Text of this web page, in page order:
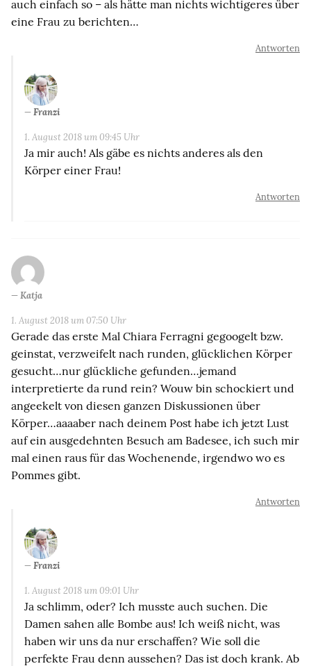
auch einfach so – als hätte man nichts wichtigeres über
eine Frau zu berichten…
Antworten
Franzi
1. August 2018 um 09:45 Uhr
Ja mir auch! Als gäbe es nichts anderes als den
Körper einer Frau!
Antworten
Katja
1. August 2018 um 07:50 Uhr
Gerade das erste Mal Chiara Ferragni gegoogelt bzw.
geinstat, verzweifelt nach runden, glücklichen Körper
gesucht…nur glückliche gefunden…jemand
interpretierte da rund rein? Wouw bin schockiert und
angeekelt von diesen ganzen Diskussionen über
Körper…aaaaber nach deinem Post habe ich jetzt Lust
auf ein ausgedehnten Besuch am Badesee, ich such mir
mal einen raus für das Wochenende, irgendwo wo es
Pommes gibt.
Antworten
Franzi
1. August 2018 um 09:01 Uhr
Ja schlimm, oder? Ich musste auch suchen. Die
Damen sahen alle Bombe aus! Ich weiß nicht, was
haben wir uns da nur erschaffen? Wie soll die
perfekte Frau denn aussehen? Das ist doch krank. Ab